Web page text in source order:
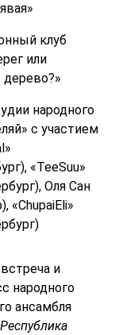
клуб
или
народного
с участием
«TeeSuu»
Оля Сан
«ChupaiEli»
и
народного
ансамбля
Республика